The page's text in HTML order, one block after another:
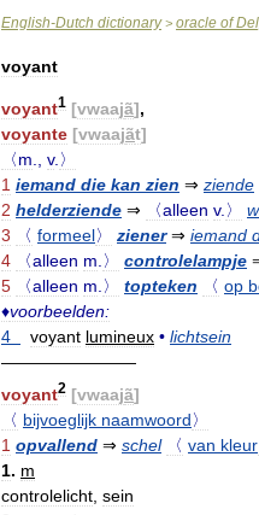
English-Dutch dictionary> oracle of
voyant
voyant1 [vwaajã],
voyante [vwaajãt]
〈m
v. 〉
1 iemand die kan zien ⇒ ziende
2 helderziende ⇒ 〈alleen v. 〉
3
〈 formeel〉 ziener⇒ iemand
4
〈alleen m 〉 controlelampje
5
〈alleen m 〉 topteken 〈 op
♦voorbeelden:
4
voyant lumineux • lichtsein
————————
voyant2 [vwaajã]
〈 bijvoeglijk naamwoord〉
1 opvallend ⇒ schel 〈 van kleur
1. m
controlelicht sein